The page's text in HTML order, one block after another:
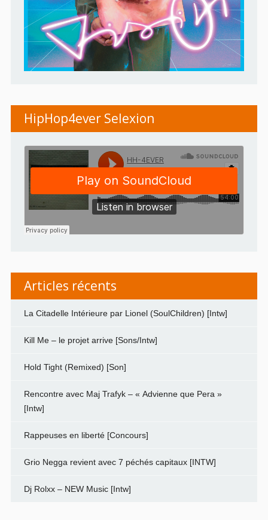
HipHop4ever Selexion
Articles récents
La Citadelle Intérieure par Lionel (SoulChildren) [Intw]
Kill Me – le projet arrive [Sons/Intw]
Hold Tight (Remixed) [Son]
Rencontre avec Maj Trafyk – « Advienne que Pera »
[Intw]
Rappeuses en liberté [Concours]
Grio Negga revient avec 7 péchés capitaux [INTW]
Dj Rolxx – NEW Music [Intw]